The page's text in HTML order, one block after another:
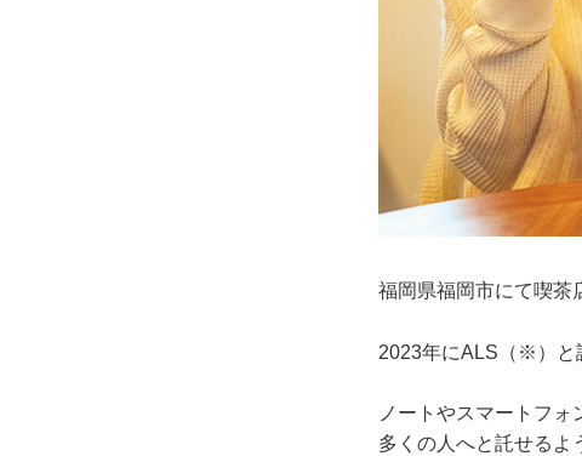
福岡県福岡市にて喫茶
2023年にALS（※）と
ノートやスマートフ
多くの人へと託せるよ